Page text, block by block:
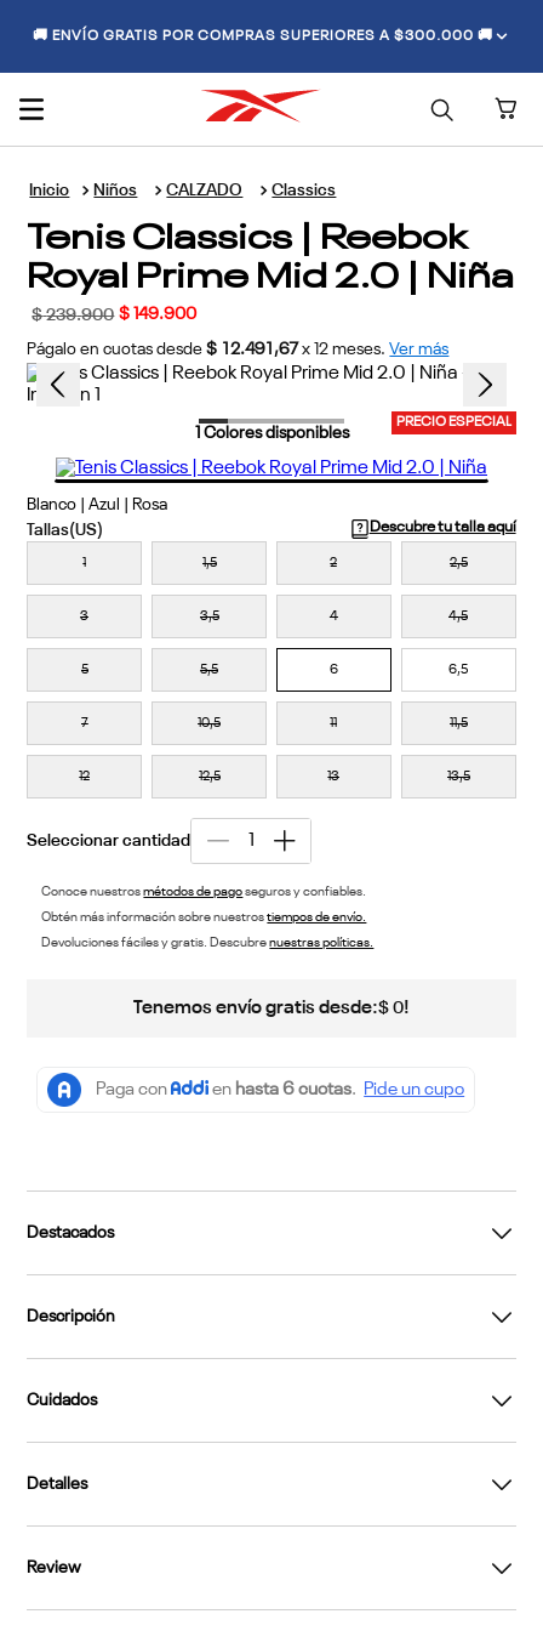
🚚 ENVÍO GRATIS POR COMPRAS SUPERIORES A $300.000 🚚
Niños CALZADO Classics
Tenis Classics | Reebok
Royal Prime Mid 2.0 | Niña
$ 239.900 $ 149.900
Págalo en cuotas desde $ 12.491,67 x 12 meses. Ver más
PRECIO ESPECIAL
Colores disponibles
Blanco | Azul | Rosa
Descubre tu talla aquí
1 1,5 2 2,5
3 3,5 4 4,5
5 5,5 6 6,5
7 10,5 11 11,5
12 12,5 13 13,5
Conoce nuestrosmétodos de pagoseguros y confiables.
Obtén más información sobre nuestrostiempos de envío.
Devoluciones fáciles y gratis. Descubrenuestras políticas.
Tenemos envío gratis desde:$ 0!
Destacados
Descripción
Cuidados
Detalles
Review